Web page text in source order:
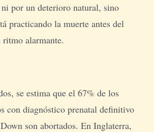
por un deterioro natural, sino
practicando la muerte antes del
alarmante.
se estima que el 67% de los
con diagnóstico prenatal definitivo
son abortados. En Inglaterra,